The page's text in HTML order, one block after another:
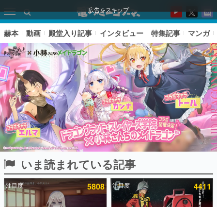
広告をスキップ
ピックアップ
電ファミのいま読まれている記事ランキング
赫本 動画 殿堂入り記事 インタビュー 特集記事 マンガ
いま読まれている記事
注目度 5808 注目度 4411